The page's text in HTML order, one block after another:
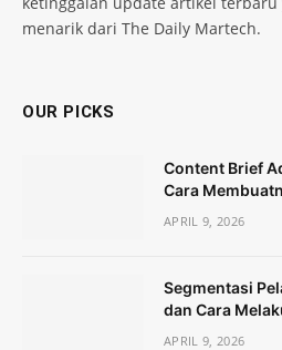
menarik dari The Daily Martech.
OUR PICKS
Content Brief
Cara
APRIL 9, 2026
Segmentasi
dan Cara
APRIL 9, 2026